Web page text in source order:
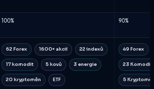
100% 90%
62 Forex 1600+ akcií 22 indexů
17 komodit 5 kovů 3 energie
20 kryptoměn ETF
49 Forex
23 Komodit
5